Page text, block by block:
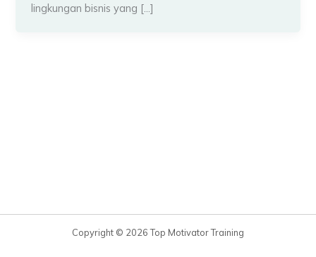
lingkungan bisnis yang […]
Copyright © 2026 Top Motivator Training